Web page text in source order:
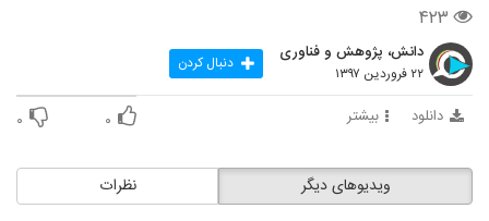
۴۲۳
دانش، پژوهش و فناوری
۲۲ فروردین ۱۳۹۷ دنبال کردن
دانلود بیشتر ۰ ۰
نظرات ویدیوهای دیگر